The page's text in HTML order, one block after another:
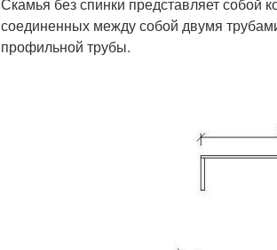
соединенных между собой двумя
профильной трубы.